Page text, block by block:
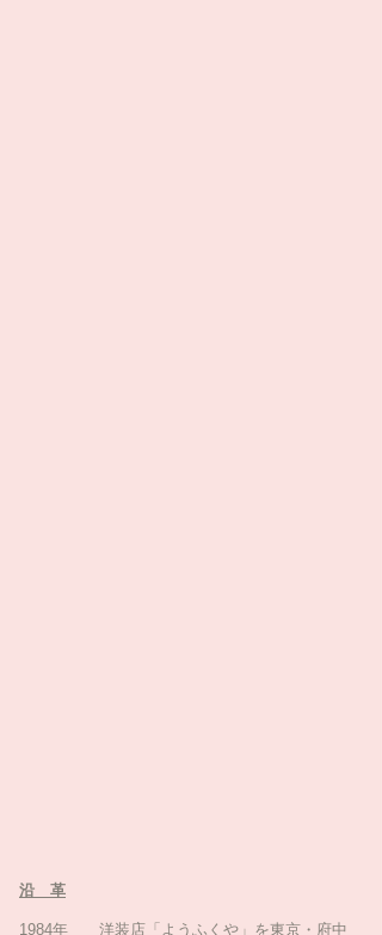
沿 革
1984年 洋装店「ようふくや」を東京・府中